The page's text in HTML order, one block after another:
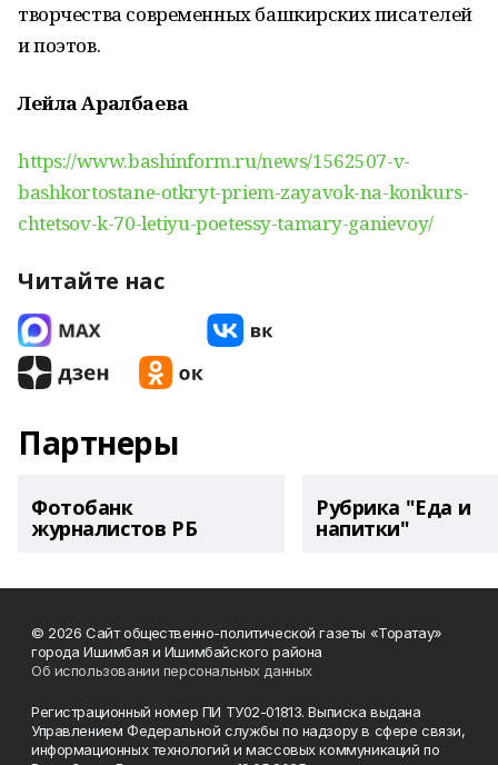
творчества современных башкирских писателей
и поэтов.
Лейла Аралбаева
https://www.bashinform.ru/news/1562507-v-
bashkortostane-otkryt-priem-zayavok-na-konkurs-
chtetsov-k-70-letiyu-poetessy-tamary-ganievoy/
Читайте нас
Партнеры
Фотобанк
журналистов РБ
Рубрика "Еда и
напитки"
© 2026 Сайт общественно-политической газеты «Торатау»
города Ишимбая и Ишимбайского района
Об использовании персональных данных
Регистрационный номер ПИ ТУ02-01813. Выписка выдана
Управлением Федеральной службы по надзору в сфере связи,
информационных технологий и массовых коммуникаций по